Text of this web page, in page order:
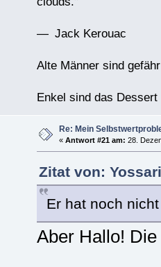
— Jack Kerouac
Alte Männer sind
Enkel sind das
Re: Mein
« Antwort #21 am: 28.
Zitat von:
Er hat noch
Aber Hallo!